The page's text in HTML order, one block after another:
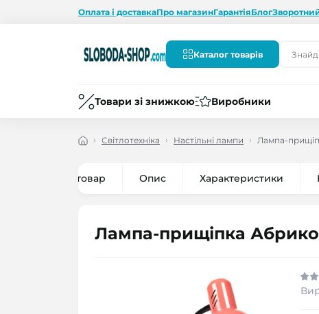
Оплата і доставкаПро магазинГарантіяБлог
Каталог товарів
Товари зі знижкою Виробники
Світлотехніка Настільні лампи Лампа-
Все про товар Опис Характеристики
Лампа-прищіпка